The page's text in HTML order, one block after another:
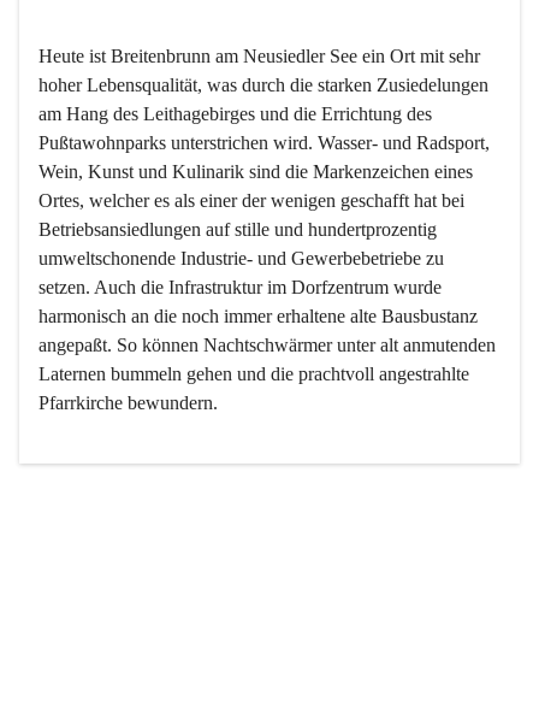
Heute ist Breitenbrunn am Neusiedler See ein Ort mit sehr
hoher Lebensqualität, was durch die starken Zusiedelungen
am Hang des Leithagebirges und die Errichtung des
Pußtawohnparks unterstrichen wird. Wasser- und Radsport,
Wein, Kunst und Kulinarik sind die Markenzeichen eines
Ortes, welcher es als einer der wenigen geschafft hat bei
Betriebsansiedlungen auf stille und hundertprozentig
umweltschonende Industrie- und Gewerbebetriebe zu
setzen. Auch die Infrastruktur im Dorfzentrum wurde
harmonisch an die noch immer erhaltene alte Bausbustanz
angepaßt. So können Nachtschwärmer unter alt anmutenden
Laternen bummeln gehen und die prachtvoll angestrahlte
Pfarrkirche bewundern.
Der Weinbau dominert heute nicht mehr, ist aber integrativer